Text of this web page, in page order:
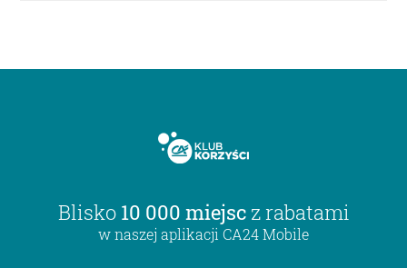
Blisko 10 000 miejsc z rabatami
w naszej aplikacji CA24 Mobile